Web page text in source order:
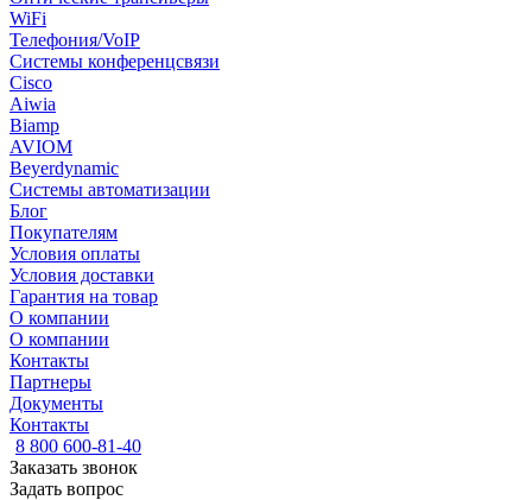
WiFi
Телефония/VoIP
Системы конференцсвязи
Cisco
Aiwia
Biamp
AVIOM
Beyerdynamic
Системы автоматизации
Блог
Покупателям
Условия оплаты
Условия доставки
Гарантия на товар
О компании
О компании
Контакты
Партнеры
Документы
Контакты
8 800 600-81-40
Заказать звонок
Задать вопрос